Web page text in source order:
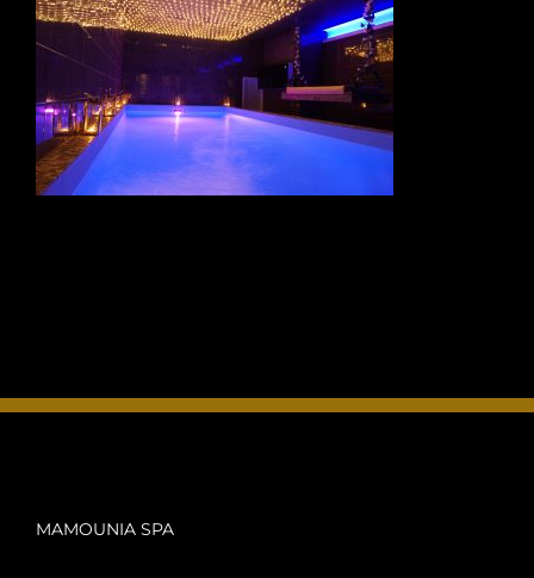
OPENINGSTIJDEN
MAMOUNIA SPA